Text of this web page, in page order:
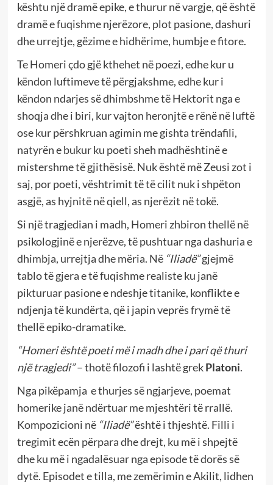
kështu një dramë epike, e thurur në vargje, që është
dramë e fuqishme njerëzore, plot pasione, dashuri
dhe urrejtje, gëzime e hidhërime, humbje e fitore.
Te Homeri çdo gjë kthehet në poezi, edhe kur u
këndon luftimeve të përgjakshme, edhe kur i
këndon ndarjes së dhimbshme të Hektorit nga e
shoqja dhe i biri, kur vajton heronjtë e rënë në luftë
ose kur përshkruan agimin me gishta trëndafili,
natyrën e bukur ku poeti sheh madhështinë e
mistershme të gjithësisë. Nuk është më Zeusi zot i
saj, por poeti, vështrimit të të cilit nuk i shpëton
asgjë, as hyjnitë në qiell, as njerëzit në tokë.
Si një tragjedian i madh, Homeri zhbiron thellë në
psikologjinë e njerëzve, të pushtuar nga dashuria e
dhimbja, urrejtja dhe mëria. Në “Iliadë” gjejmë
tablo të gjera e të fuqishme realiste ku janë
pikturuar pasione e ndeshje titanike, konflikte e
ndjenja të kundërta, që i japin veprës frymë të
thellë epiko-dramatike.
“Homeri është poeti më i madh dhe i pari që thuri
një tragjedi” – thotë filozofi i lashtë grek Platoni.
Nga pikëpamja e thurjes së ngjarjeve, poemat
homerike janë ndërtuar me mjeshtëri të rrallë.
Kompozicioni në “Iliadë”është i thjeshtë. Filli i
tregimit ecën përpara dhe drejt, ku më i shpejtë
dhe ku më i ngadalësuar nga episode të dorës së
dytë. Episodet e tilla, me zemërimin e Akilit, lidhen